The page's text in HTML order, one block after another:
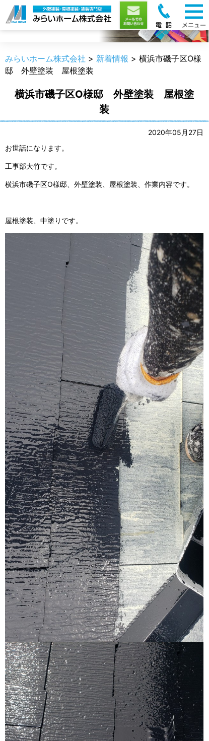
新着情報
みらいホーム株式会社 > 新着情報 > 横浜市磯子区O様
邸 外壁塗装 屋根塗装
横浜市磯子区O様邸 外壁塗装 屋根塗
装
2020年05月27日
お世話になります。
工事部大竹です。
横浜市磯子区O様邸、外壁塗装、屋根塗装、作業内容です。
屋根塗装、中塗りです。